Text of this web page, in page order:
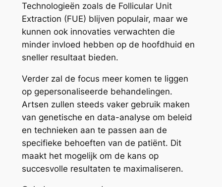
Technologieën zoals de Follicular Unit
Extraction (FUE) blijven populair, maar we
kunnen ook innovaties verwachten die
minder invloed hebben op de hoofdhuid en
sneller resultaat bieden.
Verder zal de focus meer komen te liggen
op gepersonaliseerde behandelingen.
Artsen zullen steeds vaker gebruik maken
van genetische en data-analyse om beleid
en technieken aan te passen aan de
specifieke behoeften van de patiënt. Dit
maakt het mogelijk om de kans op
succesvolle resultaten te maximaliseren.